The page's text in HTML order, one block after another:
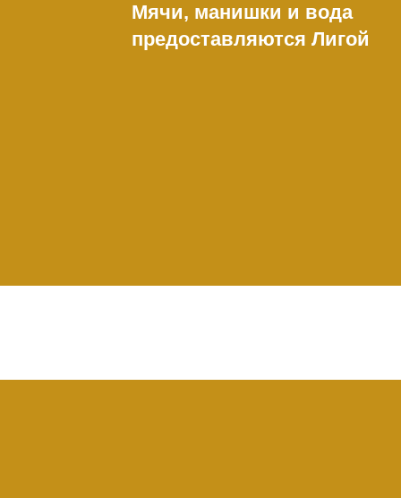
Мячи, манишки и вода
предоставляются Лигой